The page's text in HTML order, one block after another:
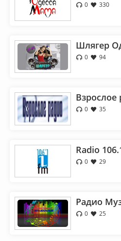
0 330
Шлягер
0 94
Взрослое
0 35
Radio
0 29
Радио
0 25